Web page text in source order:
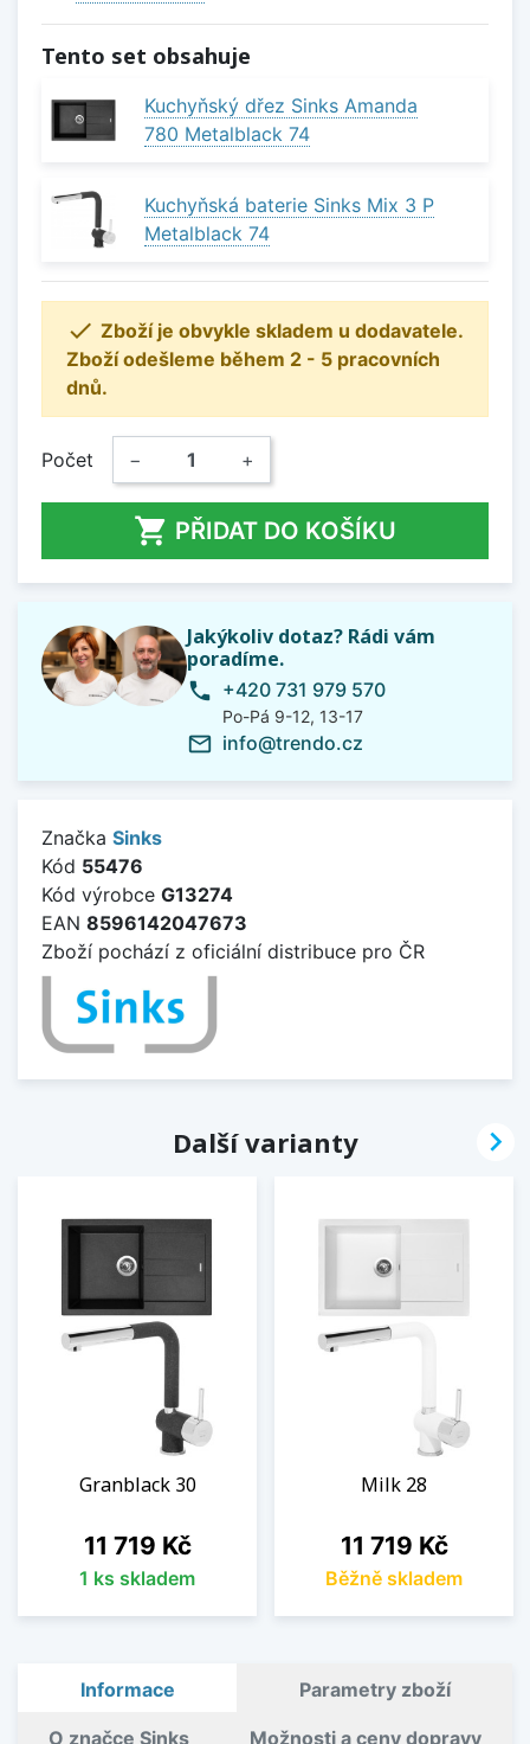
Tento set obsahuje
Kuchyňský dřez Sinks Amanda
780 Metalblack 74
Kuchyňská baterie Sinks Mix 3 P
Metalblack 74
 Zboží je obvykle skladem u dodavatele.
Zboží odešleme během 2 - 5 pracovních
dnů.
Počet − +
 PŘIDAT DO KOŠÍKU
Jakýkoliv dotaz? Rádi vám
poradíme.
phone +420 731 979 570
Po-Pá 9-12, 13-17
mail_outline info@trendo.cz
Značka Sinks
Kód 55476
Kód výrobce G13274
EAN 8596142047673
Zboží pochází z oficiální distribuce pro ČR
Další varianty
Granblack 30
Cena
11 719 Kč
1 ks skladem
Milk 28
Cena
11 719 Kč
Běžně skladem

Informace Parametry zboží
O značce Sinks Možnosti a ceny dopravy